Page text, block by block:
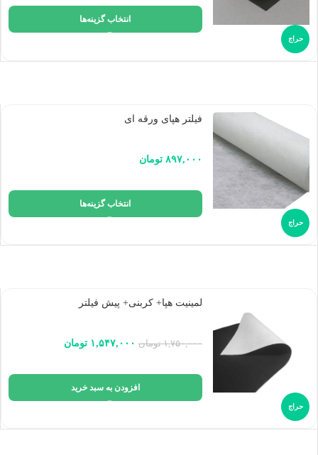
حراج
انتخاب گزینه‌ها
حراج
فیلتر هپای ورقه ای
۸۹۷,۰۰۰ تومان
انتخاب گزینه‌ها
حراج
لمینیت هپا+ کربنی+ پیش فیلتر
۱,۷۵۰,۰۰۰ تومان ۱,۵۴۷,۰۰۰ تومان
افزودن به سبد خرید